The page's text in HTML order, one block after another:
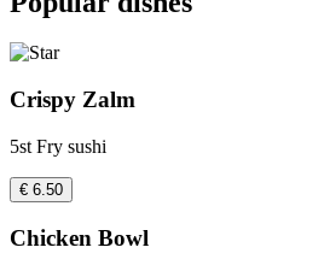
Crispy Zalm
5st Fry sushi
€ 6.50
Chicken Bowl